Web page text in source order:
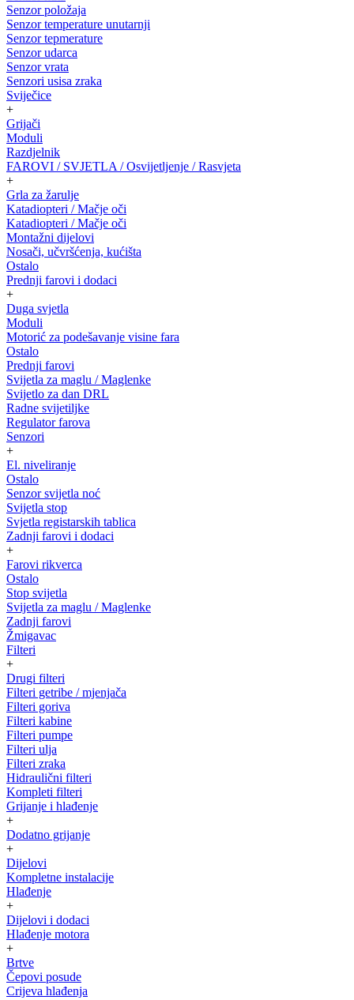
Senzor položaja
Senzor temperature unutarnji
Senzor tepmerature
Senzor udarca
Senzor vrata
Senzori usisa zraka
Sviječice
+
Grijači
Moduli
Razdjelnik
FAROVI / SVJETLA / Osvijetljenje / Rasvjeta
+
Grla za žarulje
Katadiopteri / Mačje oči
Katadiopteri / Mačje oči
Montažni dijelovi
Nosači, učvršćenja, kućišta
Ostalo
Prednji farovi i dodaci
+
Duga svjetla
Moduli
Motorić za podešavanje visine fara
Ostalo
Prednji farovi
Svijetla za maglu / Maglenke
Svijetlo za dan DRL
Radne svijetiljke
Regulator farova
Senzori
+
El. niveliranje
Ostalo
Senzor svijetla noć
Svijetla stop
Svjetla registarskih tablica
Zadnji farovi i dodaci
+
Farovi rikverca
Ostalo
Stop svijetla
Svijetla za maglu / Maglenke
Zadnji farovi
Žmigavac
Filteri
+
Drugi filteri
Filteri getribe / mjenjača
Filteri goriva
Filteri kabine
Filteri pumpe
Filteri ulja
Filteri zraka
Hidraulični filteri
Kompleti filteri
Grijanje i hlađenje
+
Dodatno grijanje
+
Dijelovi
Kompletne instalacije
Hlađenje
+
Dijelovi i dodaci
Hlađenje motora
+
Brtve
Čepovi posude
Crijeva hlađenja